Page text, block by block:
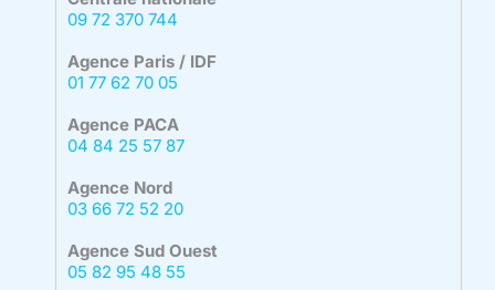
09 72 370 744
Agence Paris / IDF
01 77 62 70 05
Agence PACA
04 84 25 57 87
Agence Nord
03 66 72 52 20
Agence Sud Ouest
05 82 95 48 55